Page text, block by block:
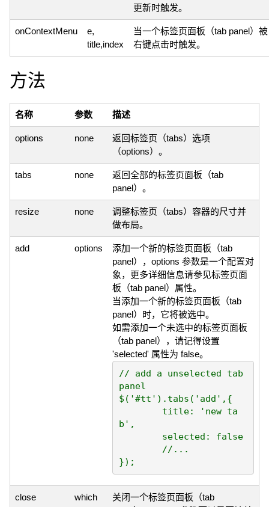
更新时触发。
onContextMenu
e,
title,index
当一个标签页面板（tab panel）被
右键点击时触发。
方法
名称 参数 描述
options none
返回标签页（tabs）选项
（options）。
tabs none
返回全部的标签页面板（tab
panel）。
resize none
调整标签页（tabs）容器的尺寸并
做布局。
add options
添加一个新的标签页面板（tab
panel），options 参数是一个配置对
象，更多详细信息请参见标签页面
板（tab panel）属性。
当添加一个新的标签页面板（tab
panel）时，它将被选中。
如需添加一个未选中的标签页面板
（tab panel），请记得设置
'selected' 属性为 false。
// add a unselected tab
panel
$('#tt').tabs('add',{
b',
close which
关闭一个标签页面板（tab